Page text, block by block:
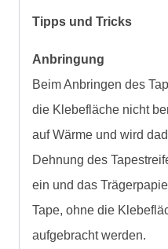
Tipps und Tricks
Anbringung
Beim Anbringen des
die Klebefläche nicht
auf Wärme und wird
Dehnung des
ein und das
Tape, ohne die
aufgebracht werden.